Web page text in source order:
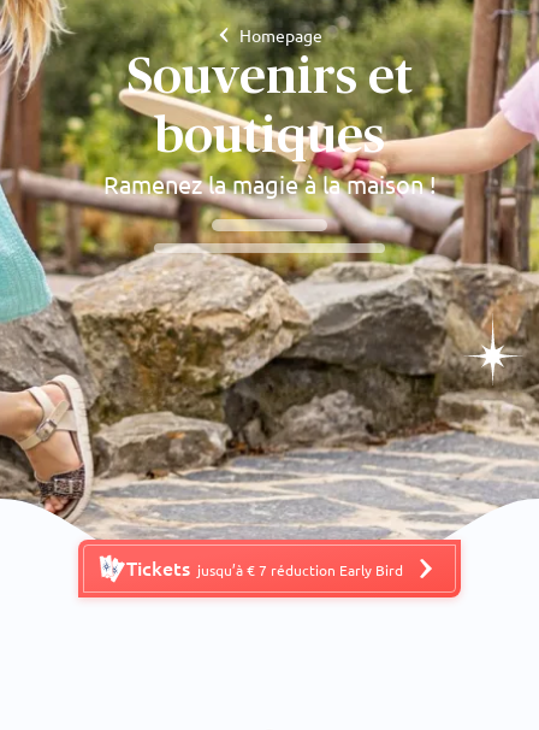
Homepage
Souvenirs et
boutiques
Ramenez la magie à la maison !
Tickets jusqu’à € 7 réduction Early Bird